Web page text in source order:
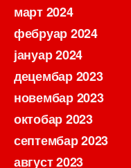
март 2024
фебруар 2024
јануар 2024
децембар 2023
новембар 2023
октобар 2023
септембар 2023
август 2023